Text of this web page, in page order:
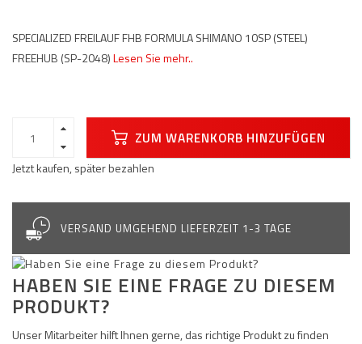
SPECIALIZED FREILAUF FHB FORMULA SHIMANO 10SP (STEEL)
FREEHUB (SP-2048)Lesen Sie mehr..
ZUM WARENKORB HINZUFÜGEN
Jetzt kaufen, später bezahlen
VERSAND UMGEHEND LIEFERZEIT 1-3 TAGE
HABEN SIE EINE FRAGE ZU DIESEM
PRODUKT?
Unser Mitarbeiter hilft Ihnen gerne, das richtige Produkt zu finden